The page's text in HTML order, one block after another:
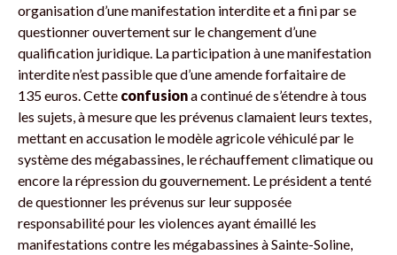
organisation d’une manifestation interdite et a fini par se
questionner ouvertement sur le changement d’une
qualification juridique. La participation à une manifestation
interdite n’est passible que d’une amende forfaitaire de
135 euros. Cette confusiona continué de s’étendre à tous
les sujets, à mesure que les prévenus clamaient leurs textes,
mettant en accusation le modèle agricole véhiculé par le
système des mégabassines, le réchauffement climatique ou
encore la répression du gouvernement. Le président a tenté
de questionner les prévenus sur leur supposée
responsabilité pour les violences ayant émaillé les
manifestations contre les mégabassines à Sainte-Soline,